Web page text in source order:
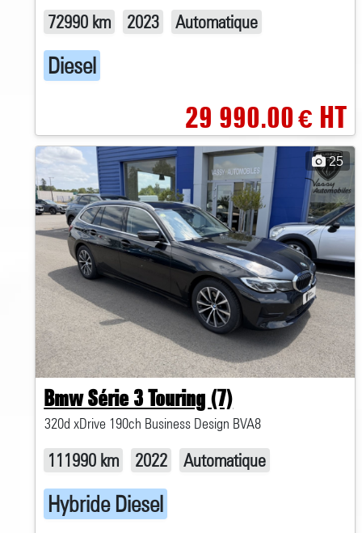
72990 km 2023 Automatique
Diesel
29 990.00€HT
25
Bmw Série 3 Touring (7)
320d xDrive 190ch Business Design BVA8
111990 km 2022 Automatique
Hybride Diesel